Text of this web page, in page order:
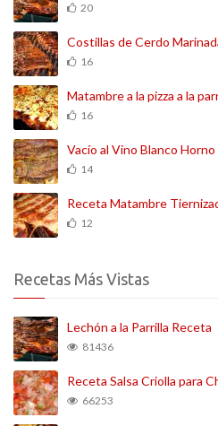
20
Costillas de Cerdo
16
Matambre a la pizza a la
16
Vacío al Vino Blanco
14
Receta Matambre
12
Recetas Más Vistas
Lechón a la Parrilla Receta
81436
Receta Salsa Criolla para
66253